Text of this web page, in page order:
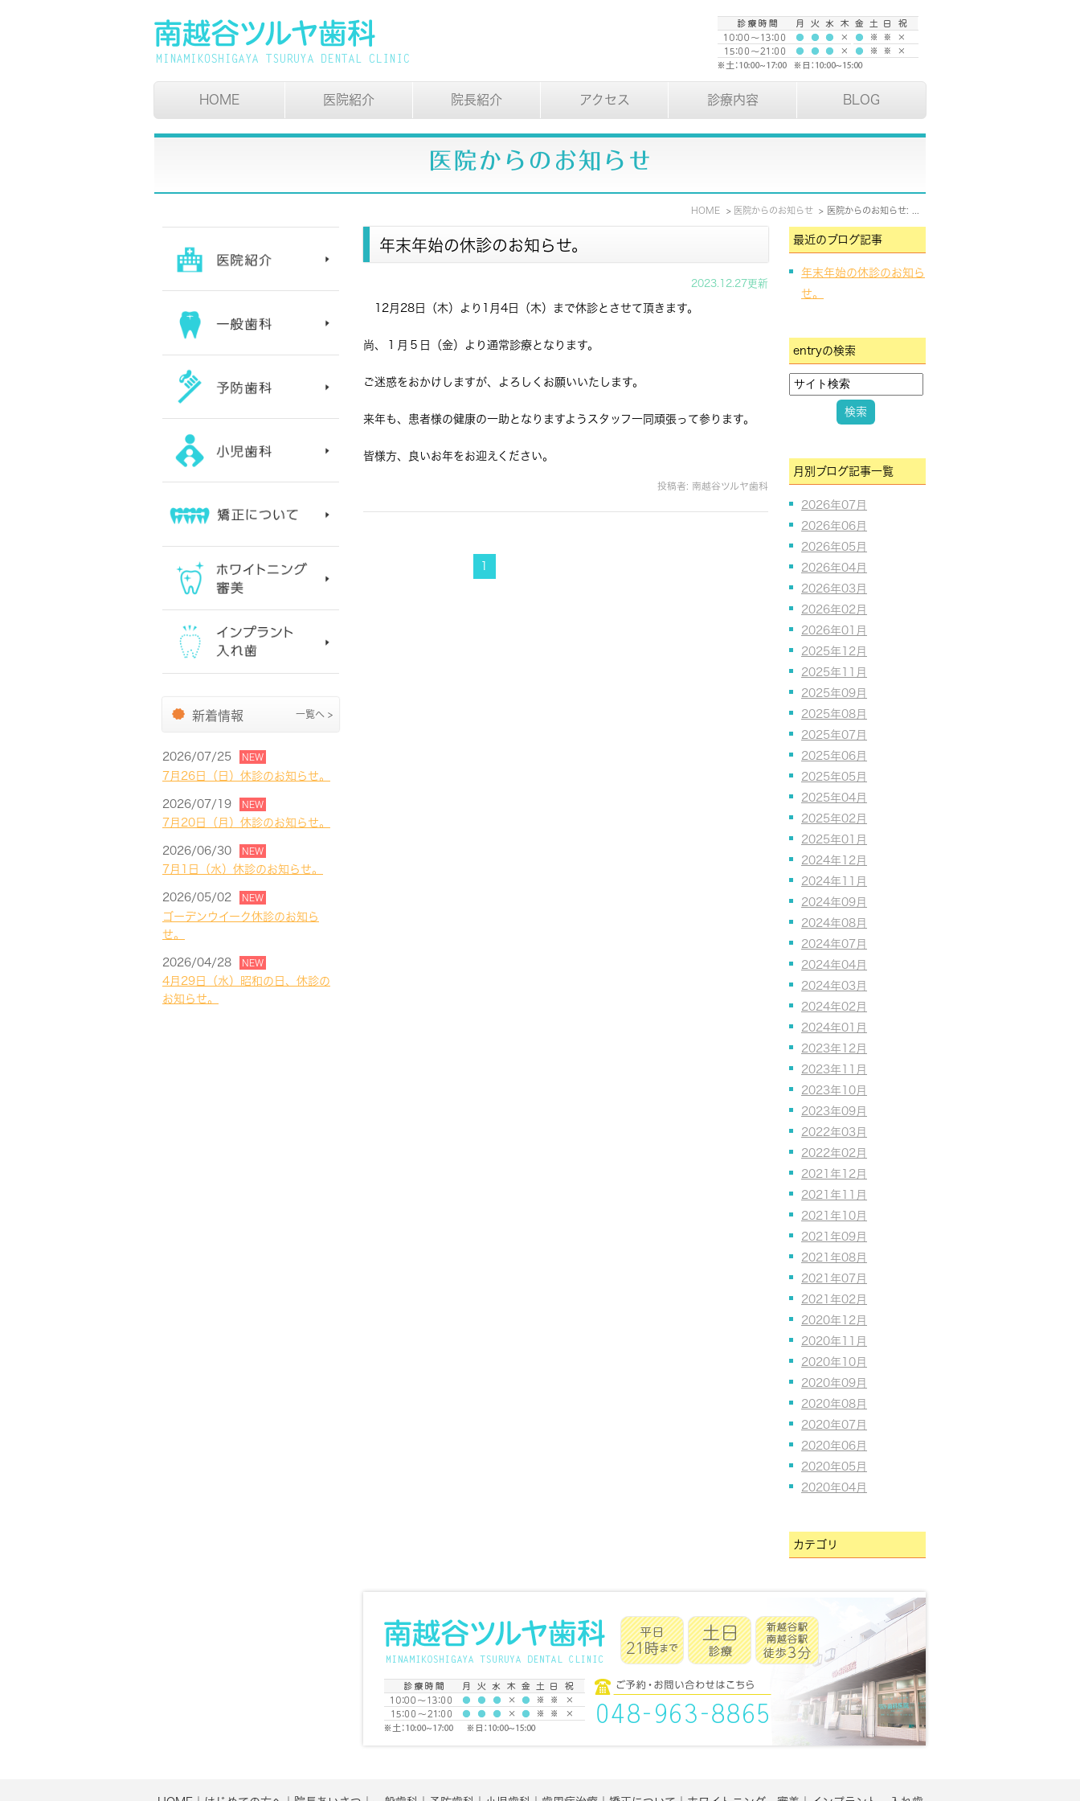
HOME 医院紹介 院長紹介 アクセス 診療内容 BLOG
医院からのお知らせ
HOME 医院からのお知らせ
年末年始の休診のお知らせ。
2023.12.27更新
12月28日（木）より1月4日（木）まで休診とさせて頂きます。
尚、１月５日（金）より通常診療となります。
ご迷惑をおかけしますが、よろしくお願いいたします。
来年も、患者様の健康の一助となりますようスタッフ一同頑張って参ります。
皆様方、良いお年をお迎えください。
投稿者: 南越谷ツルヤ歯科
最近のブログ記事
年末年始の休診のお知ら
せ。
entryの検索
月別ブログ記事一覧
2026年07月
2026年06月
2026年05月
2026年04月
2026年03月
2026年02月
2026年01月
2025年12月
2025年11月
2025年09月
2025年08月
2025年07月
2025年06月
2025年05月
2025年04月
2025年02月
2025年01月
2024年12月
2024年11月
2024年09月
2024年08月
2024年07月
2024年04月
2024年03月
2024年02月
2024年01月
2023年12月
2023年11月
2023年10月
2023年09月
2022年03月
2022年02月
2021年12月
2021年11月
2021年10月
2021年09月
2021年08月
2021年07月
2021年02月
2020年12月
2020年11月
2020年10月
2020年09月
2020年08月
2020年07月
2020年06月
2020年05月
2020年04月
カテゴリ
新着情報 一覧へ >
2026/07/25 NEW
7月26日（日）休診のお知らせ。
2026/07/19 NEW
7月20日（月）休診のお知らせ。
2026/06/30 NEW
7月1日（水）休診のお知らせ。
2026/05/02 NEW
ゴーデンウイーク休診のお知ら
せ。
2026/04/28 NEW
4月29日（水）昭和の日、休診の
お知らせ。